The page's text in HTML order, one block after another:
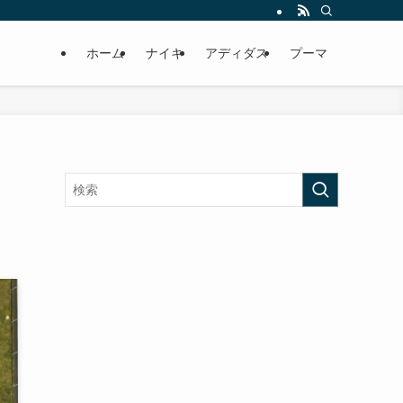
ホーム ナイキ アディダス プーマ